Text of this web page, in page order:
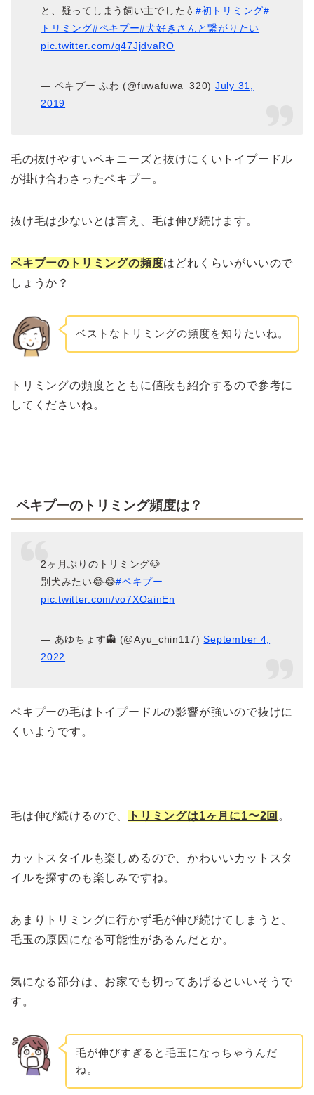
と、疑ってしまう飼い主でした💧 #初トリミング#
トリミング#ペキプー#犬好きさんと繋がりたい
pic.twitter.com/q47JjdvaRO
— ペキプー ふわ (@fuwafuwa_320) July 31,
2019
毛の抜けやすいペキニーズと抜けにくいトイプードル
が掛け合わさったペキプー。
抜け毛は少ないとは言え、毛は伸び続けます。
ペキプーのトリミングの頻度はどれくらいがいいので
しょうか？
ベストなトリミングの頻度を知りたいね。
トリミングの頻度とともに値段も紹介するので参考に
してくださいね。
ペキプーのトリミング頻度は？
2ヶ月ぶりのトリミング🐶
別犬みたい😂😂#ペキプー
pic.twitter.com/vo7XOainEn
— あゆちょす👻 (@Ayu_chin117)September 4,
2022
ペキプーの毛はトイプードルの影響が強いので抜けに
くいようです。
毛は伸び続けるので、 トリミングは1ヶ月に1〜2回 。
カットスタイルも楽しめるので、かわいいカットスタ
イルを探すのも楽しみですね。
あまりトリミングに行かず毛が伸び続けてしまうと、
毛玉の原因になる可能性があるんだとか。
気になる部分は、お家でも切ってあげるといいそうで
す。
毛が伸びすぎると毛玉になっちゃうんだ
ね。